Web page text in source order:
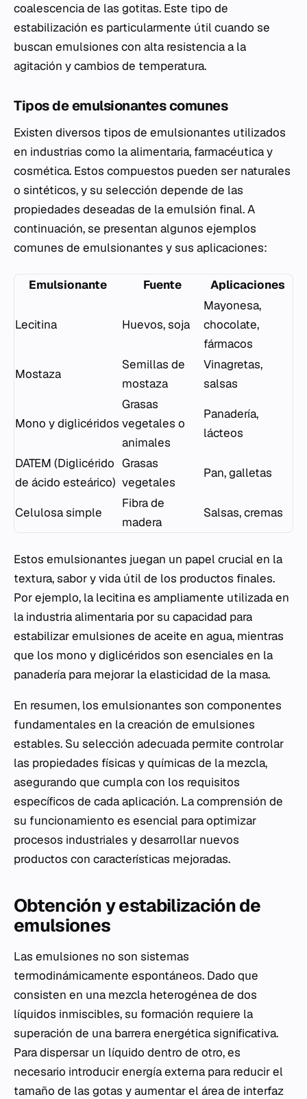
coalescencia de las gotitas. Este tipo de
estabilización es particularmente útil cuando se
buscan emulsiones con alta resistencia a la
agitación y cambios de temperatura.
Tipos de emulsionantes comunes
Existen diversos tipos de emulsionantes utilizados
en industrias como la alimentaria, farmacéutica y
cosmética. Estos compuestos pueden ser naturales
o sintéticos, y su selección depende de las
propiedades deseadas de la emulsión final. A
continuación, se presentan algunos ejemplos
comunes de emulsionantes y sus aplicaciones:
Emulsionante Fuente Aplicaciones
Lecitina Huevos, soja
Mayonesa,
chocolate,
fármacos
Mostaza
Semillas de
mostaza
Vinagretas,
salsas
Mono y diglicéridos
Grasas
vegetales o
animales
Panadería,
lácteos
DATEM (Diglicérido
de ácido esteárico)
Grasas
vegetales
Pan, galletas
Celulosa simple
Fibra de
madera
Salsas, cremas
Estos emulsionantes juegan un papel crucial en la
textura, sabor y vida útil de los productos finales.
Por ejemplo, la lecitina es ampliamente utilizada en
la industria alimentaria por su capacidad para
estabilizar emulsiones de aceite en agua, mientras
que los mono y diglicéridos son esenciales en la
panadería para mejorar la elasticidad de la masa.
En resumen, los emulsionantes son componentes
fundamentales en la creación de emulsiones
estables. Su selección adecuada permite controlar
las propiedades físicas y químicas de la mezcla,
asegurando que cumpla con los requisitos
específicos de cada aplicación. La comprensión de
su funcionamiento es esencial para optimizar
procesos industriales y desarrollar nuevos
productos con características mejoradas.
Obtención y estabilización de
emulsiones
Las emulsiones no son sistemas
termodinámicamente espontáneos. Dado que
consisten en una mezcla heterogénea de dos
líquidos inmiscibles, su formación requiere la
superación de una barrera energética significativa.
Para dispersar un líquido dentro de otro, es
necesario introducir energía externa para reducir el
tamaño de las gotas y aumentar el área de interfaz